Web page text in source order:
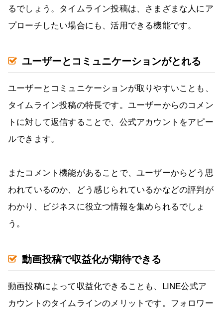
るでしょう。タイムライン投稿は、さまざまな人にア
プローチしたい場合にも、活用できる機能です。
ユーザーとコミュニケーションがとれる
ユーザーとコミュニケーションが取りやすいことも、
タイムライン投稿の特長です。ユーザーからのコメン
トに対して返信することで、公式アカウントをアピー
ルできます。
またコメント機能があることで、ユーザーからどう思
われているのか、どう感じられているかなどの評判が
わかり、ビジネスに役立つ情報を集められるでしょ
う。
動画投稿で収益化が期待できる
動画投稿によって収益化できることも、LINE公式ア
カウントのタイムラインのメリットです。フォロワー